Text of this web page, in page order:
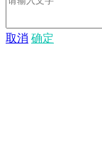
取消 确定